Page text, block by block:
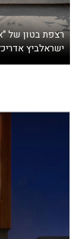
רצפת בטון של
ישראלביץ